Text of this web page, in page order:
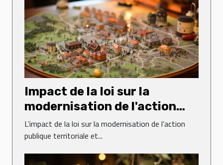
Impact de la loi sur la
modernisation de l'action
publique territoriale et
d'affirmation des métropoles
sur le droit administratif
L’impact de la loi sur la modernisation de l’action
publique territoriale et...